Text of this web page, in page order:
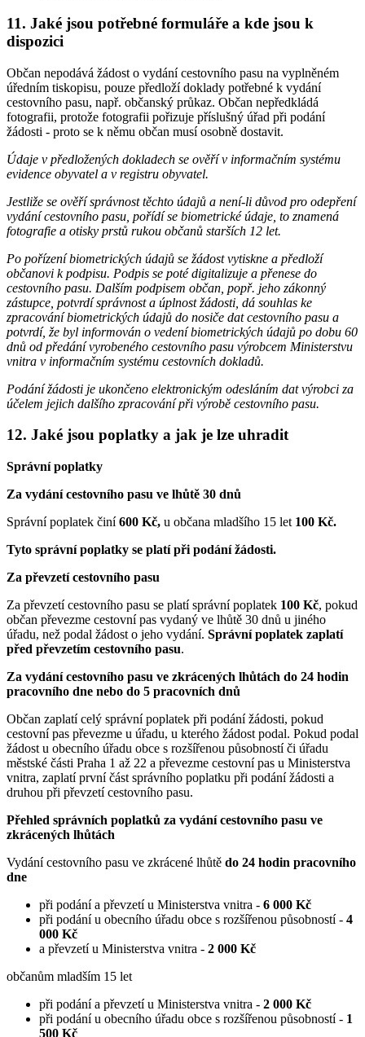
11. Jaké jsou potřebné formuláře a kde jsou k
dispozici
Občan nepodává žádost o vydání cestovního pasu na vyplněném
úředním tiskopisu, pouze předloží doklady potřebné k vydání
cestovního pasu, např. občanský průkaz. Občan nepředkládá
fotografii, protože fotografii pořizuje příslušný úřad při podání
žádosti - proto se k němu občan musí osobně dostavit.
Údaje v předložených dokladech se ověří v informačním systému
evidence obyvatel a v registru obyvatel.
Jestliže se ověří správnost těchto údajů a není-li důvod pro odepření
vydání cestovního pasu, pořídí se biometrické údaje, to znamená
fotografie a otisky prstů rukou občanů starších 12 let.
Po pořízení biometrických údajů se žádost vytiskne a předloží
občanovi k podpisu. Podpis se poté digitalizuje a přenese do
cestovního pasu. Dalším podpisem občan, popř. jeho zákonný
zástupce, potvrdí správnost a úplnost žádosti, dá souhlas ke
zpracování biometrických údajů do nosiče dat cestovního pasu a
potvrdí, že byl informován o vedení biometrických údajů po dobu 60
dnů od předání vyrobeného cestovního pasu výrobcem Ministerstvu
vnitra v informačním systému cestovních dokladů.
Podání žádosti je ukončeno elektronickým odesláním dat výrobci za
účelem jejich dalšího zpracování při výrobě cestovního pasu.
12. Jaké jsou poplatky a jak je lze uhradit
Správní poplatky
Za vydání cestovního pasu ve lhůtě 30 dnů
Správní poplatek činí600 Kč, u občana mladšího 15 let 100 Kč.
Tyto správní poplatky se platí při podání žádosti.
Za převzetí cestovního pasu
Za převzetí cestovního pasu se platí správní poplatek 100 Kč, pokud
občan převezme cestovní pas vydaný ve lhůtě 30 dnů u jiného
úřadu, než podal žádost o jeho vydání. Správní poplatek zaplatí
před převzetím cestovního pasu.
Za vydání cestovního pasu ve zkrácených lhůtách do 24 hodin
pracovního dne nebo do 5 pracovních dnů
Občan zaplatí celý správní poplatek při podání žádosti, pokud
cestovní pas převezme u úřadu, u kterého žádost podal. Pokud podal
žádost u obecního úřadu obce s rozšířenou působností či úřadu
městské části Praha 1 až 22 a převezme cestovní pas u Ministerstva
vnitra, zaplatí první část správního poplatku při podání žádosti a
druhou při převzetí cestovního pasu.
Přehled správních poplatků za vydání cestovního pasu ve
zkrácených lhůtách
Vydání cestovního pasu ve zkrácené lhůtě do 24 hodin pracovního
dne
při podání a převzetí u Ministerstva vnitra - 6 000 Kč
při podání u obecního úřadu obce s rozšířenou působností - 4
000 Kč
a převzetí u Ministerstva vnitra - 2 000 Kč
občanům mladším 15 let
při podání a převzetí u Ministerstva vnitra - 2 000 Kč
při podání u obecního úřadu obce s rozšířenou působností - 1
500 Kč